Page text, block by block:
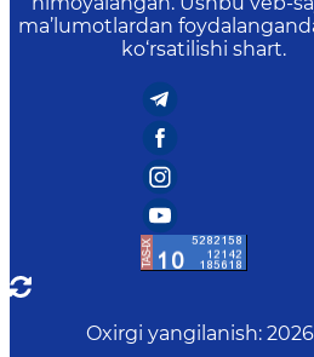
ma’lumotlardan
ko‘rsatilishi shart.
Oxirgi yangilanish: